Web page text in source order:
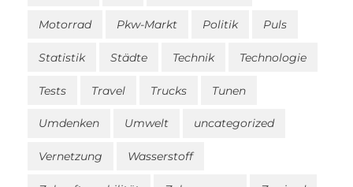
Motorrad Pkw-Markt Politik Puls
Statistik Städte Technik Technologie
Tests Travel Trucks Tunen
Umdenken Umwelt uncategorized
Vernetzung Wasserstoff